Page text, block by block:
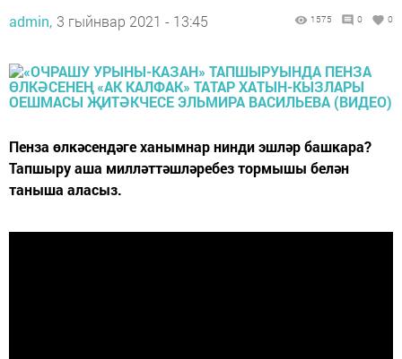
admin, 3 гыйнвар 2021 - 13:45 1575 0 0
Пенза өлкәсендәге ханымнар нинди эшләр башкара?
Тапшыру аша милләттәшләребез тормышы белән
таныша аласыз.